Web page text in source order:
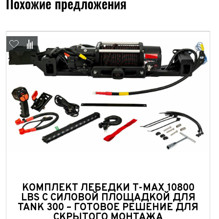
Похожие предложения
КОМПЛЕКТ ЛЕБЕДКИ T-MAX 10800
LBS С СИЛОВОЙ ПЛОЩАДКОЙ ДЛЯ
TANK 300 – ГОТОВОЕ РЕШЕНИЕ ДЛЯ